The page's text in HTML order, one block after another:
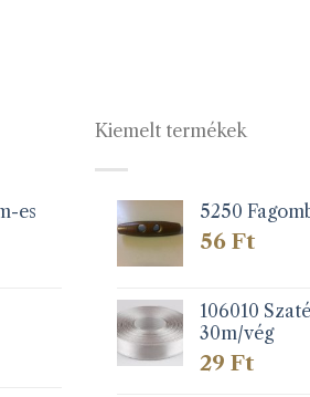
es
Kiemelt termékek
5250
56Ft
106010
30m/vég
29Ft